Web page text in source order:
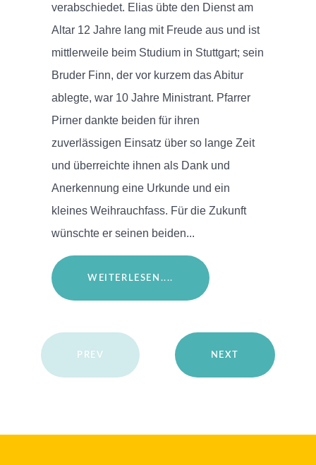
verabschiedet. Elias übte den Dienst am
Altar 12 Jahre lang mit Freude aus und ist
mittlerweile beim Studium in Stuttgart; sein
Bruder Finn, der vor kurzem das Abitur
ablegte, war 10 Jahre Ministrant. Pfarrer
Pirner dankte beiden für ihren
zuverlässigen Einsatz über so lange Zeit
und überreichte ihnen als Dank und
Anerkennung eine Urkunde und ein
kleines Weihrauchfass. Für die Zukunft
wünschte er seinen beiden...
WEITERLESEN....
PREV NEXT